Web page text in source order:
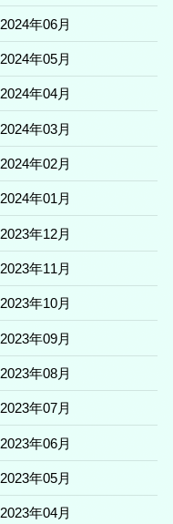
2024年06月
2024年05月
2024年04月
2024年03月
2024年02月
2024年01月
2023年12月
2023年11月
2023年10月
2023年09月
2023年08月
2023年07月
2023年06月
2023年05月
2023年04月